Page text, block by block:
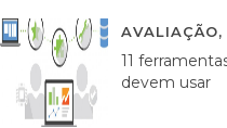
AVALIAÇÃO,
11
devem usar